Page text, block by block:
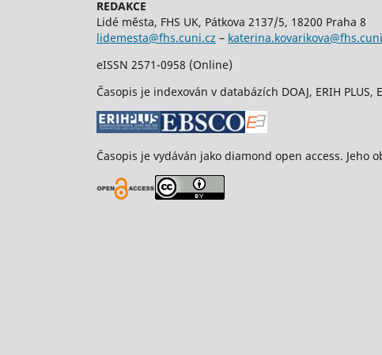
REDAKCE
Lidé města, FHS UK, Pátkova 2137/5, 18200 Praha 8
lidemesta@fhs.cuni.cz –
eISSN 2571-0958 (Online)
Časopis je indexován v databázích DOAJ, ERIH PLUS,
Časopis je vydáván jako diamond open access. Jeho